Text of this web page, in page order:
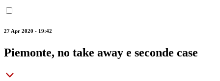
27 Apr 2020 - 19:42
Piemonte, no take away e seconde case